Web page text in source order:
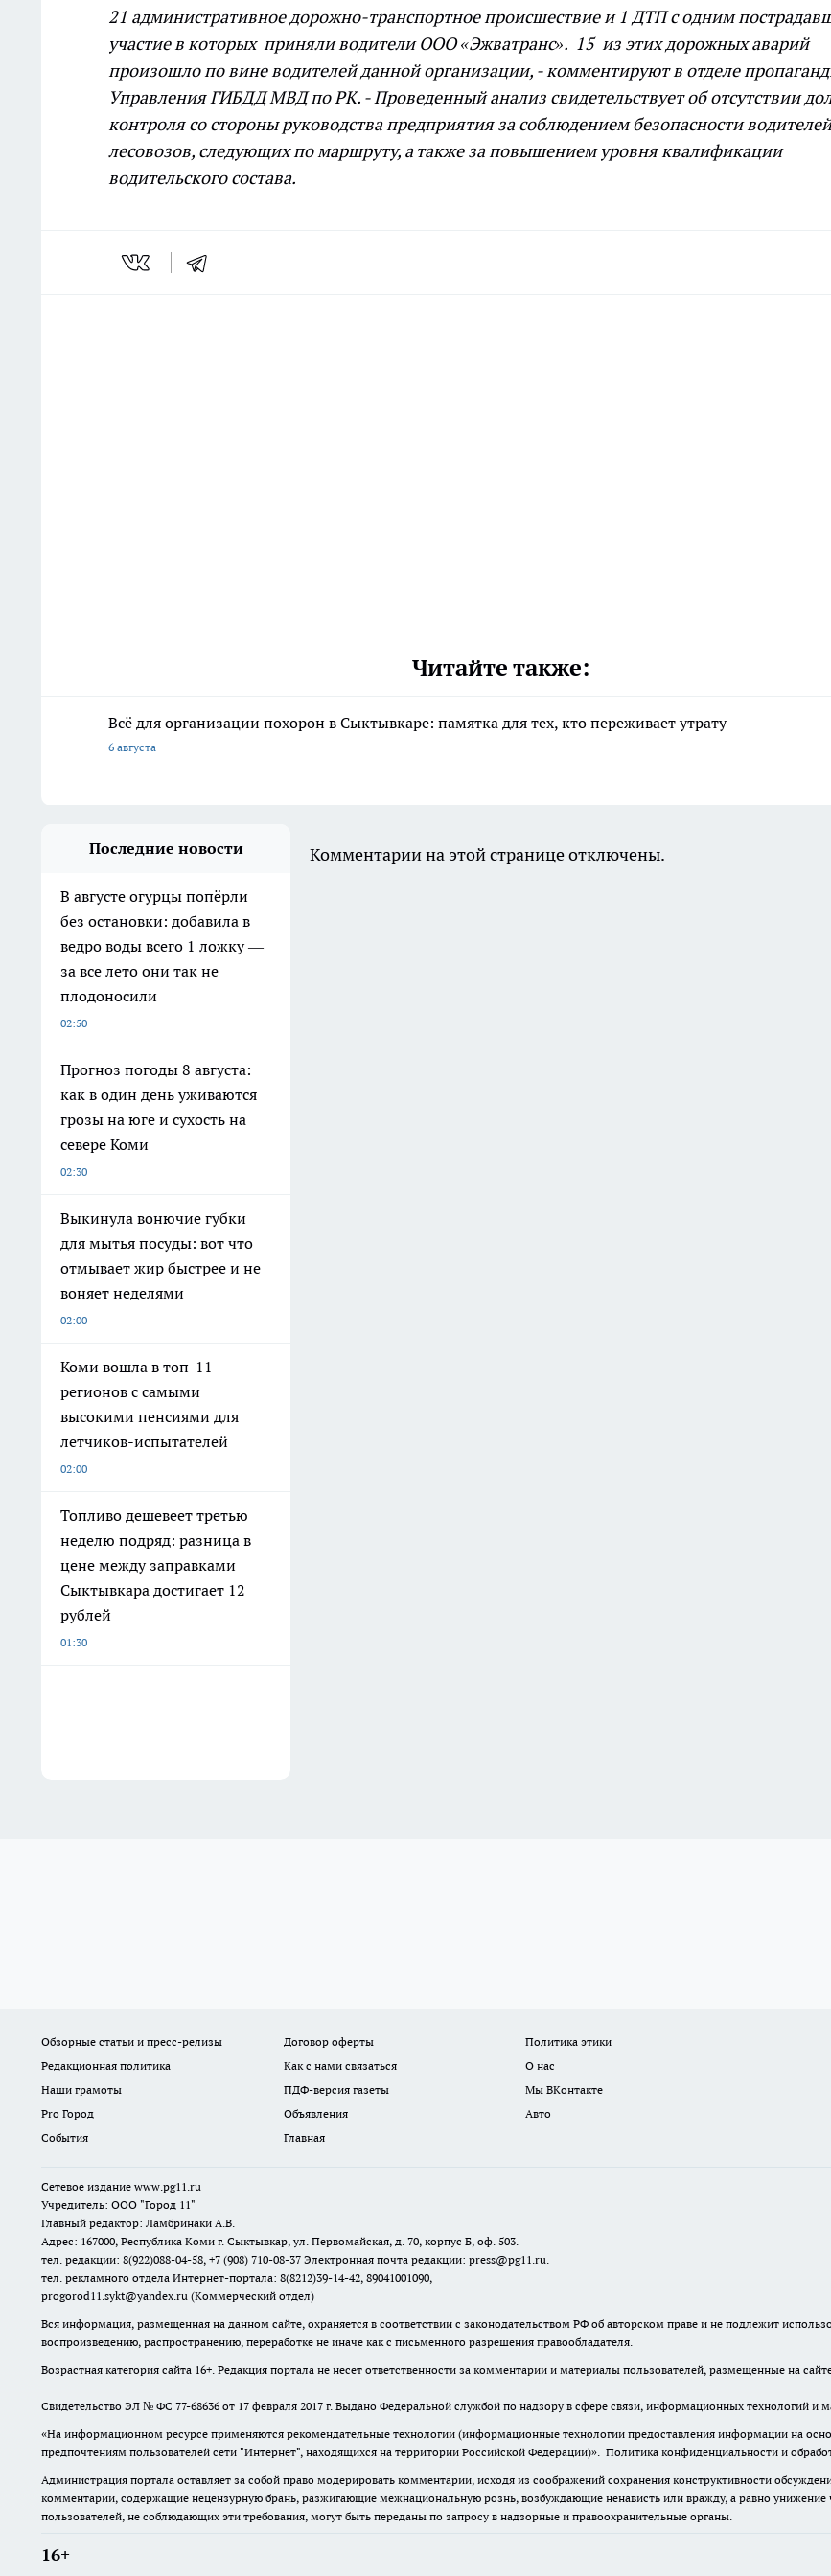
21 административное дорожно-транспортное происшествие и 1 ДТП с одним
участие в которых приняли водители ООО «Эжватранс». 15 из этих дорожных аварий
произошло по вине водителей данной организации, - комментируют в отделе
Управления ГИБДД МВД по РК. - Проведенный анализ свидетельствует об отсутствии
контроля со стороны руководства предприятия за соблюдением безопасности водителей
лесовозов, следующих по маршруту, а также за повышением уровня квалификации
водительского состава.
Читайте также:
Всё для организации похорон в Сыктывкаре: памятка для тех, кто переживает утрату
6 августа
Последние новости
В августе огурцы попёрли
без остановки: добавила в
ведро воды всего 1 ложку —
за все лето они так не
плодоносили
02:50
Прогноз погоды 8 августа:
как в один день уживаются
грозы на юге и сухость на
севере Коми
02:30
Выкинула вонючие губки
для мытья посуды: вот что
отмывает жир быстрее и не
воняет неделями
02:00
Коми вошла в топ-11
регионов с самыми
высокими пенсиями для
летчиков-испытателей
02:00
Топливо дешевеет третью
неделю подряд: разница в
цене между заправками
Сыктывкара достигает 12
рублей
01:30
Комментарии на этой странице отключены.
Обзорные статьи и пресс-релизы Договор оферты
Политика этики
Редакционная политика
Как с нами связаться
О нас
Наши грамоты
ПДФ-версия газеты
Мы ВКонтакте
Pro Город
Объявления
Авто
События
Главная
Сетевое издание www.pg11.ru
Учредитель: ООО "Город 11"
Главный редактор: Ламбринаки А.В.
Адрес: 167000, Республика Коми г. Сыктывкар, ул. Первомайская, д. 70, корпус Б, оф. 503.
тел. редакции: 8(922)088-04-58, +7 (908) 710-08-37 Электронная почта редакции: press@pg11.ru.
тел. рекламного отдела Интернет-портала: 8(8212)39-14-42, 89041001090,
progorod11.sykt@yandex.ru (Коммерческий отдел)
Вся информация, размещенная на данном сайте, охраняется в соответствии с законодательством РФ об авторском праве и не подлежит
воспроизведению, распространению, переработке не иначе как с письменного разрешения правообладателя.
Возрастная категория сайта 16+. Редакция портала не несет ответственности за комментарии и материалы пользователей, размещенные на
Свидетельство ЭЛ № ФС 77-68636 от 17 февраля 2017 г. Выдано Федеральной службой по надзору в сфере связи, информационных технологий и
«На информационном ресурсе применяются рекомендательные технологии (информационные технологии предоставления информации на
предпочтениям пользователей сети "Интернет", находящихся на территории Российской Федерации)». Политика конфиденциальности и
Администрация портала оставляет за собой право модерировать комментарии, исходя из соображений сохранения конструктивности
комментарии, содержащие нецензурную брань, разжигающие межнациональную рознь, возбуждающие ненависть или вражду, а равно унижение
пользователей, не соблюдающих эти требования, могут быть переданы по запросу в надзорные и правоохранительные органы.
16+